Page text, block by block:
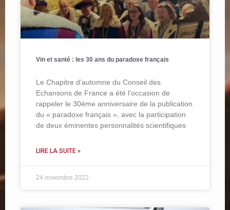
Vin et santé : les 30 ans du paradoxe français
Le Chapitre d’automne du Conseil des
Echansons de France a été l’occasion de
rappeler le 30ème anniversaire de la publication
du « paradoxe français », avec la participation
de deux éminentes personnalités scientifiques
LIRE LA SUITE »
24 novembre 2022